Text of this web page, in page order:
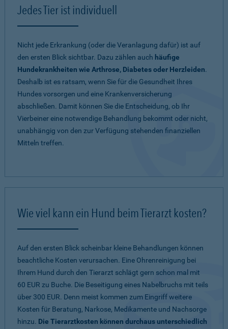
Jedes Tier ist individuell
Nicht jede Erkrankung (oder die Veranlagung dafür) ist auf
den ersten Blick sichtbar. Dazu zählen auch häufige
Hundekrankheiten wie Arthrose, Diabetes oder Herzleiden.
Deshalb ist es ratsam, wenn Sie für die Gesundheit Ihres
Hundes vorsorgen und eine Krankenversicherung
abschließen. Damit können Sie die Entscheidung, ob Ihr
Vierbeiner eine notwendige Behandlung bekommt oder nicht,
unabhängig von den zur Verfügung stehenden finanziellen
Mitteln treffen.
Wie viel kann ein Hund beim Tierarzt kosten?
Auf den ersten Blick scheinbar kleine Behandlungen können
beachtliche Kosten verursachen. Eine Ohrenreinigung bei
Ihrem Hund durch den Tierarzt schlägt gern schon mal mit
60 EUR zu Buche. Die Beseitigung eines Nabelbruchs mit teils
über 300 EUR. Denn meist kommen zum Eingriff weitere
Kosten für Beratung, Narkose, Medikamente und Nachsorge
hinzu. Die Tierarztkosten können durchaus unterschiedlich